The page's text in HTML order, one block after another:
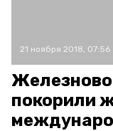
21 ноября 2018, 07:56
покорили